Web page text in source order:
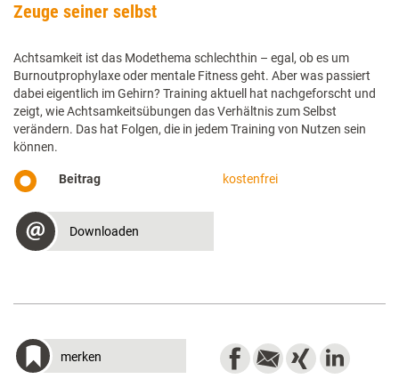
Zeuge seiner selbst
Achtsamkeit ist das Modethema schlechthin – egal, ob es um
Burnoutprophylaxe oder mentale Fitness geht. Aber was passiert
dabei eigentlich im Gehirn? Training aktuell hat nachgeforscht und
zeigt, wie Achtsamkeitsübungen das Verhältnis zum Selbst
verändern. Das hat Folgen, die in jedem Training von Nutzen sein
können.
Beitrag kostenfrei
Downloaden
merken